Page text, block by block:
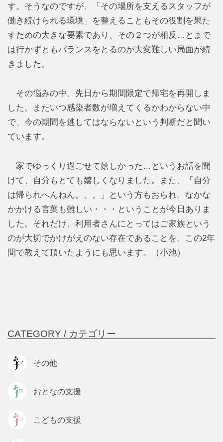
す。そうなのですが、「その場所を支えるスタッフが
働き続けられる環境」を整えることもその役割を果た
すための大きな要素であり、その２つが相反…とまで
は行かずともバランスをとるのが大変難しい局面が続
きました。
その悩みの中、先日から期間限定で帰宅を再開しま
した。またいつ感染者数が増えてくるかわからない中
で、今の期間を逃してはならないという判断だと聞い
ています。
家でゆっくり過ごせて嬉しかった…というお話を聞
けて、自分もとても嬉しくなりました。また、「自分
は帰られへんねん。。。」という方もおられ、なかな
かかける言葉も難しい・・・ということが今日ありま
した。それだけ、利用者さんにとってはご家族という
のが大切でかけがえのない存在であることを、この2年
間で教えて頂いたようにも思います。（小池）
CATEGORY / カテゴリー
その他
おとなの支援
こどもの支援